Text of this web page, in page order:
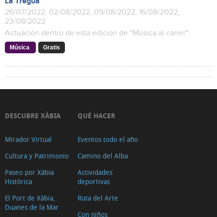
26/07/2022, 02/08/2022, 09/08/2022, 16/08/2022,
23/08/2022
Actuación dentro de esta edición de "Música al carrer".
Música Gratis
DESCUBRE XÀBIA
Mirador Virtual
Cultura y Patrimonio
Paseo por Xàbia
Histórica
El Port de Xàbia,
Duanes de la Mar
QUÉ HACER
Eventos todo el año
Camino del Alba
Actividades
deportivas
Ruta del Arte
Con niños